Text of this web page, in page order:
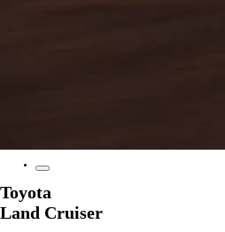
Vanaf € 23.750,-
€ 197,98 p/m*
Toyota
Land Cruiser